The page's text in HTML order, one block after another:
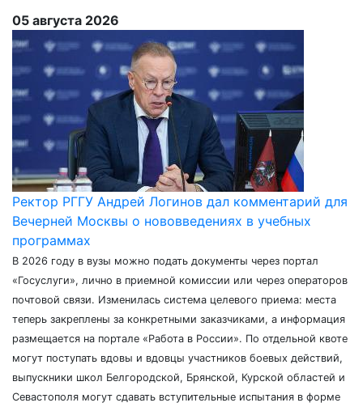
05 августа 2026
Ректор РГГУ Андрей Логинов дал комментарий для
Вечерней Москвы о нововведениях в учебных
программах
В 2026 году в вузы можно подать документы через портал
«Госуслуги», лично в приемной комиссии или через операторов
почтовой связи. Изменилась система целевого приема: места
теперь закреплены за конкретными заказчиками, а информация
размещается на портале «Работа в России». По отдельной квоте
могут поступать вдовы и вдовцы участников боевых действий,
выпускники школ Белгородской, Брянской, Курской областей и
Севастополя могут сдавать вступительные испытания в форме